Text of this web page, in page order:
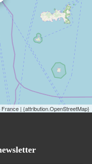
| {attribution.OpenStreetMap}